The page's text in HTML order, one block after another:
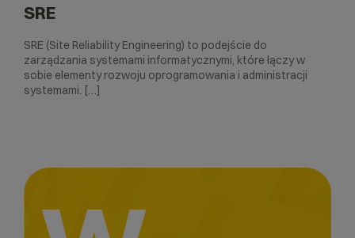
SRE
SRE (Site Reliability Engineering) to podejście do
zarządzania systemami informatycznymi, które łączy w
sobie elementy rozwoju oprogramowania i administracji
systemami. […]